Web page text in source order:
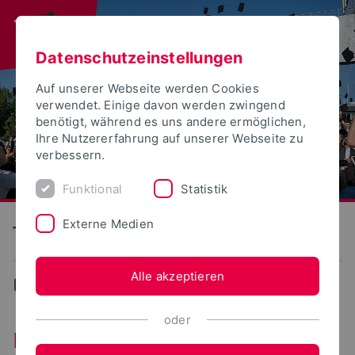
Technische Hochschule Ostwestfalen-Lippe
Personalentwicklung
Personalentwicklung
Datenschutzeinstellungen
Auf unserer Webseite werden Cookies
verwendet. Einige davon werden zwingend
benötigt, während es uns andere ermöglichen,
Ihre Nutzererfahrung auf unserer Webseite zu
verbessern.
Funktional Statistik
Externe Medien
Alle akzeptieren
oder